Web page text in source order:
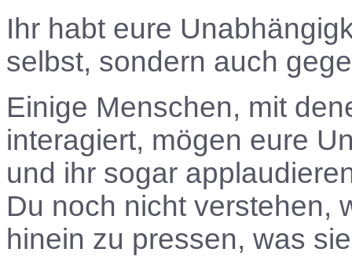
Ihr habt eure
selbst, sondern auch
Einige Menschen, mit
interagiert, mögen eure
und ihr sogar
Du noch nicht verstehen,
hinein zu pressen, was